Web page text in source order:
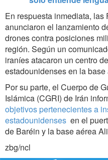
En respuesta inmediata,
anunciaron el lanzamiento
drones contra posiciones
región. Según un
iraníes atacaron un centro
estadounidenses en la
Por su parte, el Cuerpo de
Islámica (CGRI) de Irán
objetivos pertenecientes a
estadounidenses en el
de Baréin y la base aérea
zbg/ncl